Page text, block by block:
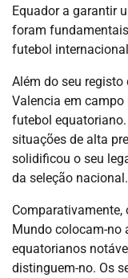
Equador a garantir
foram
futebol
Além do seu registo
Valencia em
futebol
situações de alta
solidificou o seu
da seleção nacional.
Comparativamente,
Mundo colocam-no
equatorianos
distinguem-no. Os